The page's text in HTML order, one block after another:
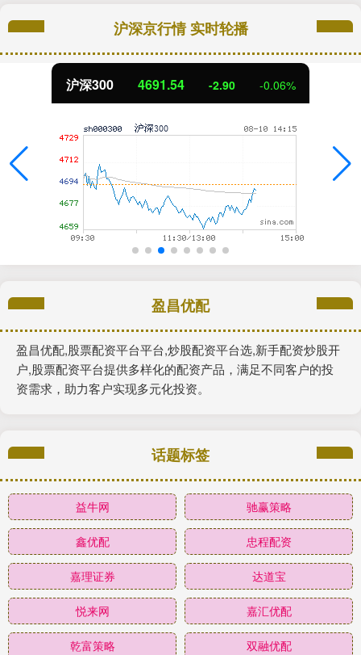
沪深京行情 实时轮播
沪深300 4691.54 -2.90 -0.06%
盈昌优配
盈昌优配,股票配资平台平台,炒股配资平台选,新手配资炒股开
户,股票配资平台提供多样化的配资产品，满足不同客户的投
资需求，助力客户实现多元化投资。
话题标签
益牛网 驰赢策略
鑫优配 忠程配资
嘉理证券 达道宝
悦来网 嘉汇优配
乾富策略 双融优配